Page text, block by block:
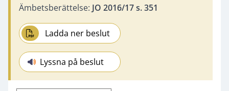
Ämbetsberättelse: JO 2016/17 s. 351
Ladda ner beslut
Lyssna på beslut